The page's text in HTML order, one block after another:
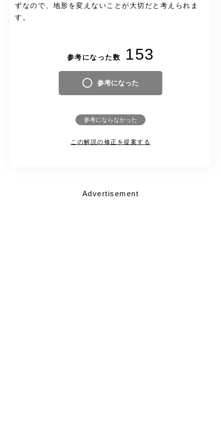
ずなので、地形を変えないことが大切だと考えられま
す。
参考になった数 153
参考になった
参考にならなかった
この解説の修正を提案する
Advertisement